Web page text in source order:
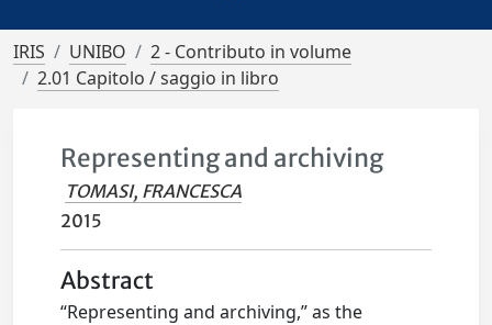
IRIS UNIBO
2 - Contributo in volume
2.01 Capitolo / saggio in libro
Representing and archiving
TOMASI, FRANCESCA
2015
Abstract
“Representing and archiving,” as the